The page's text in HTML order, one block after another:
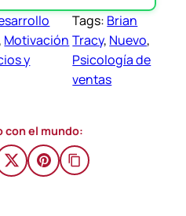
, Motivación
y
Tags: Brian
Tracy, Nuevo
Psicología de
ventas
con el mundo: